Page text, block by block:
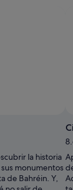
la historia
monumentos
de Bahréin. Y,